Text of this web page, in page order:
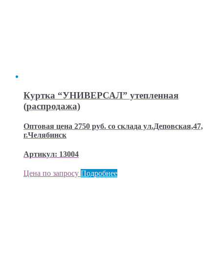
Куртка “УНИВЕРСАЛ” утепленная
(распродажа)
Оптовая цена 2750 руб. со склада ул.Деповская,47,
г.Челябинск
Артикул: 13004
Цена по запросу Подробнее